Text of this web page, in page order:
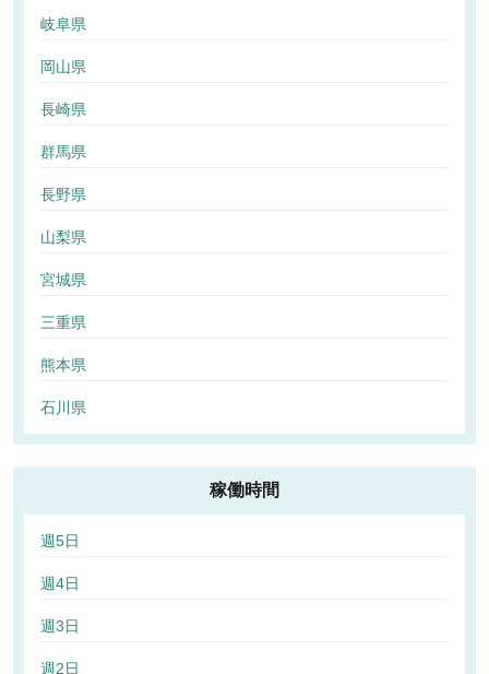
岐阜県
岡山県
長崎県
群馬県
長野県
山梨県
宮城県
三重県
熊本県
石川県
稼働時間
週5日
週4日
週3日
週2日